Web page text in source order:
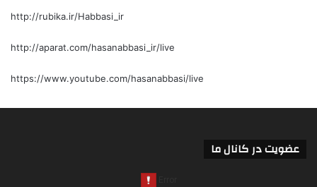
http://rubika.ir/Habbasi_ir
http://aparat.com/hasanabbasi_ir/live
https://www.youtube.com/hasanabbasi/live
عضویت در کانال ما